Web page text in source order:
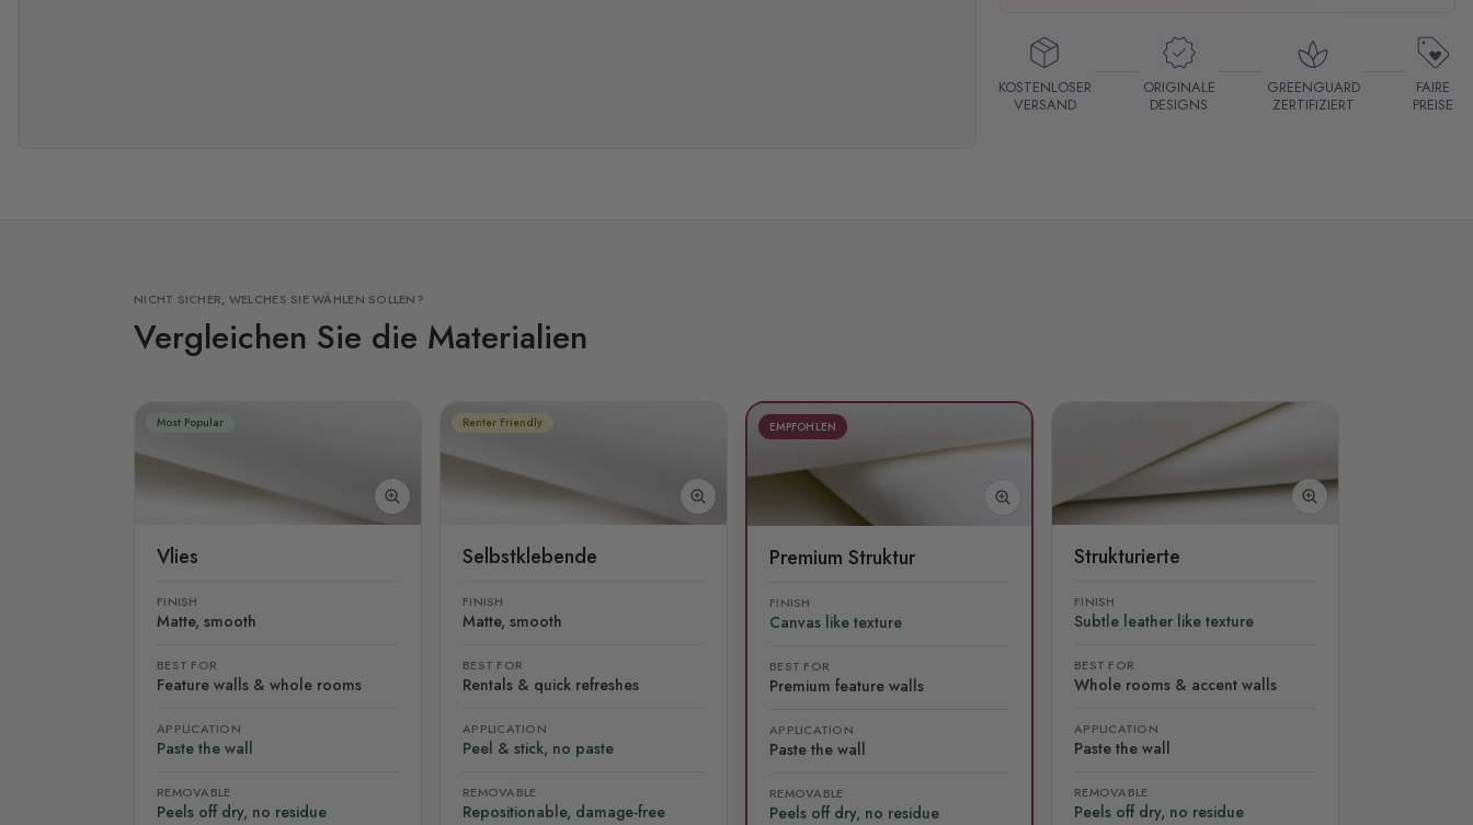
KOSTENLOSER
VERSAND
ORIGINALE
DESIGNS
GREENGUARD
ZERTIFIZIERT
FAIRE
PREISE
NICHT SICHER, WELCHES SIE WÄHLEN SOLLEN?
Vergleichen Sie die Materialien
Most Popular
Vlies
FINISH
Matte, smooth
BEST FOR
Feature walls & whole rooms
APPLICATION
Paste the wall
REMOVABLE
Peels off dry, no residue
Renter Friendly
Selbstklebende
FINISH
Matte, smooth
BEST FOR
Rentals & quick refreshes
APPLICATION
Peel & stick, no paste
REMOVABLE
Repositionable, damage-free
EMPFOHLEN
Premium Struktur
FINISH
Canvas like texture
BEST FOR
Premium feature walls
APPLICATION
Paste the wall
REMOVABLE
Peels off dry, no residue
Strukturierte
FINISH
Subtle leather like texture
BEST FOR
Whole rooms & accent walls
APPLICATION
Paste the wall
REMOVABLE
Peels off dry, no residue